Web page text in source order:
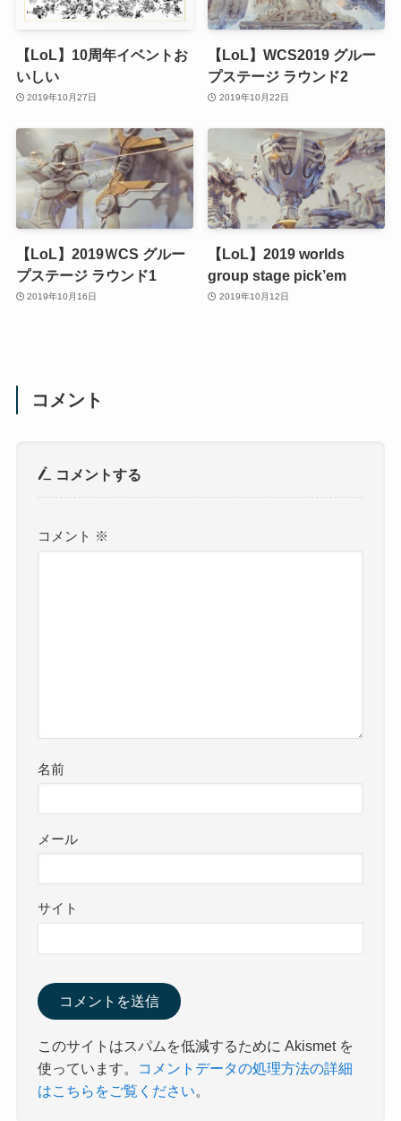
【LoL】10周年イベントお
いしい
2019年10月27日
【LoL】WCS2019 グルー
プステージ ラウンド2
2019年10月22日
【LoL】2019ＷCS グルー
プステージ ラウンド1
2019年10月16日
【LoL】2019 worlds
group stage pick’em
2019年10月12日
コメント
コメントする
コメント ※
名前
メール
サイト
このサイトはスパムを低減するために Akismet を
使っています。
コメントデータの処理方法の詳細
はこちらをご覧ください